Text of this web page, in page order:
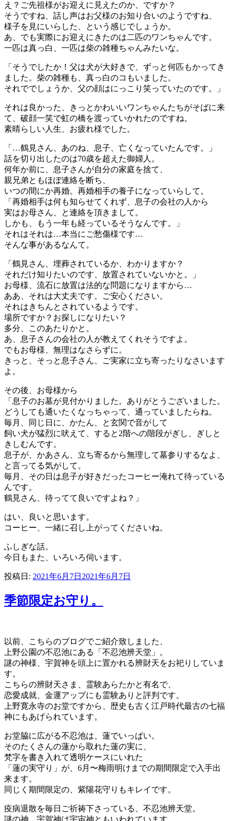
え？ご先祖様がお迎えに見えたのか、ですか？
そうですね、話し声はお父様のお知り合いのようですね、
様子を見にいらした、という感じでしょうか。
あ、でも実際にお迎えにきたのは二匹のワンちゃんです。
一匹は真っ白、一匹は柴の雑種ちゃんみたいな。
「そうでしたか！父は犬が大好きで、ずっと何匹もかってき
ました。柴の雑種も、真っ白のコもいました。
それででしょうか、父の顔はにっこり笑っていたのです。」
それは良かった、きっとかわいいワンちゃんたちがそばに来
て、破顔一笑で虹の橋を渡っていかれたのですね。
素晴らしい人生、お疲れ様でした。
「…鶴見さん、あのね、息子、亡くなっていたんです。」
話を切り出したのは70歳を超えた御婦人。
何年か前に、息子さんが自分の家庭を捨て、
親兄弟ともほぼ連絡を断ち、
いつの間にか再婚。再婚相手の養子になっていらして。
「再婚相手は何も知らせてくれず、息子の会社の人から
実はお母さん、と連絡を頂きまして。
しかも、もう一年も経っているそうなんです。」
それはそれは…本当にご愁傷様です…
そんな事があるなんて。
「鶴見さん、埋葬されているか、わかりますか？
それだけ知りたいのです、放置されていないかと。」
お母様、流石に放置は法的な問題になりますから…
ああ、それは大丈夫です。ご安心ください。
それはきちんとされているようです。
場所ですか？お探しになりたい？
多分、このあたりかと。
あ、息子さんの会社の人が教えてくれそうですよ。
でもお母様、無理はなさらずに。
きっと、そっと息子さん、ご実家に立ち寄ったりなさいます
よ。
その後、お母様から
「息子のお墓が見付かりました。ありがとうございました。
どうしても通いたくなっちゃって、通っていましたらね。
毎月、同じ日に、かたん、と玄関で音がして
飼い犬が猛烈に吠えて、すると2階への階段がぎし、ぎしと
きしむんです。
息子が、かあさん、立ち寄るから無理して墓参りするなよ、
と言ってる気がして。
毎月、その日は息子が好きだったコーヒー淹れて待っている
んです。
鶴見さん、待ってて良いですよね？」
はい、良いと思います。
コーヒー、一緒に召し上がってくださいね。
ふしぎな話。
今日もまた、いろいろ伺います。
投稿日: 2021年6月7日 2021年6月7日
季節限定お守り。
以前、こちらのブログでご紹介致しました、
上野公園の不忍池にある「不忍池辨天堂」。
謎の神様、宇賀神を頭上に置かれる辨財天をお祀りしていま
す。
こちらの辨財天さま、霊験あらたかと有名で、
恋愛成就、金運アップにも霊験ありと評判です。
上野寛永寺のお堂ですから、歴史も古く江戸時代最古の七福
神にもあげられています。
お堂脇に広がる不忍池は、蓮でいっぱい。
そのたくさんの蓮から取れた蓮の実に、
梵字を書き入れて透明ケースにいれた
「蓮の実守り」が、6月〜梅雨明けまでの期間限定で入手出
来ます。
同じく期間限定の、紫陽花守りもキレイです。
疫病退散を毎日ご祈祷下さっている、不忍池辨天堂。
謎の神、宇賀神は宇宙神ともいわれています。